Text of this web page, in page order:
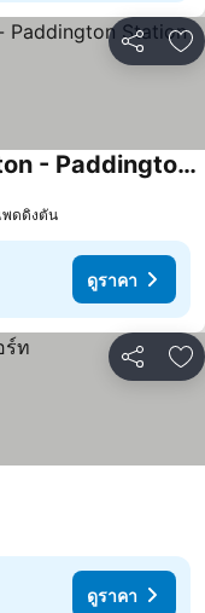
แชร์ เ
Premier Inn London Paddington - Paddington Station
พดดิงตัน
ดูราคา
แชร์ เ
ดูราคา